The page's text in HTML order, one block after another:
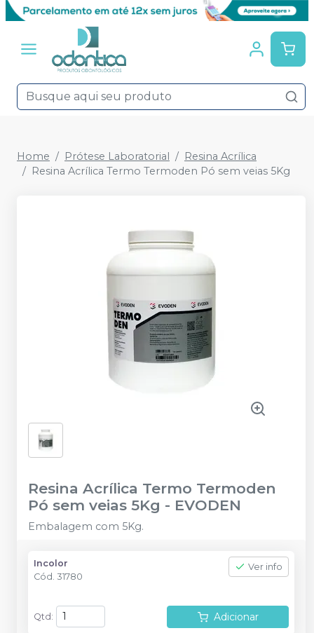
Home Prótese Laboratorial
Resina Acrílica
Resina Acrílica Termo Termoden Pó sem veias 5Kg
Resina Acrílica Termo Termoden
Pó sem veias 5Kg - EVODEN
Embalagem com 5Kg.
Incolor
Cód. 31780
Ver info
Qtd : Adicionar